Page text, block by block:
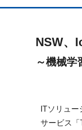
NSW、
～機械
ITソリュ
サービス「